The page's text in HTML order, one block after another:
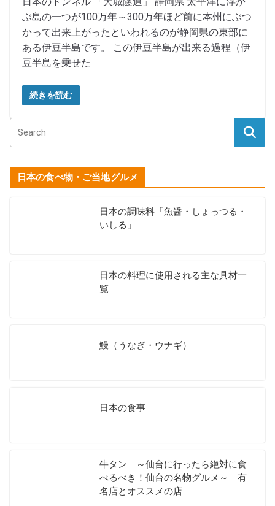
ぶ島の一つが100万年～300万年ほど前に本州にぶつ
かって出来上がったといわれるのが静岡県の東部に
ある伊豆半島です。 この伊豆半島が出来る過程（伊
豆半島を乗せた
続きを読む
日本の食べ物・ご当地グルメ
日本の調味料「魚醤・しょっつる・
いしる」
日本の料理に使用される主な具材一
覧
鰻（うなぎ・ウナギ）
日本の食事
牛タン ～仙台に行ったら絶対に食
べるべき！仙台の名物グルメ～ 有
名店とオススメの店